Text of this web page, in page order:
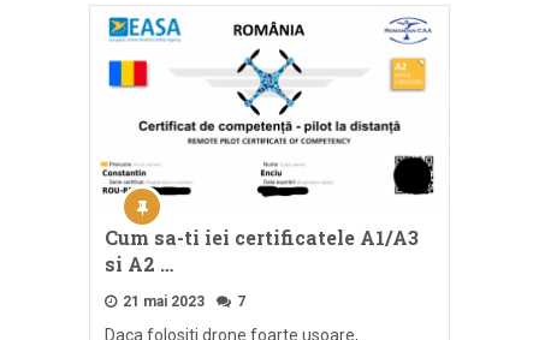
Cum sa-ti iei certificatele A1/A3
si A2 …
21 mai 2023 7
Daca folositi drone foarte usoare,